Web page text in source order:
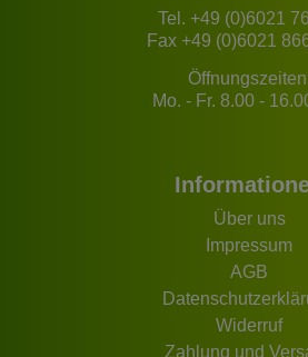
Tel. +49 (0)6021
Fax +49 (0)6021
Mo. - Fr. 8.00 -
Über uns
Impressum
AGB
Widerruf
Zahlung und